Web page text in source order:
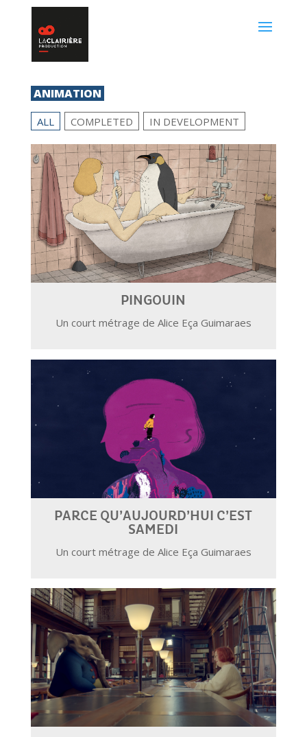
ANIMATION
ALL COMPLETED IN DEVELOPMENT
PINGOUIN
Un court métrage de Alice Eça Guimaraes
PARCE QU’AUJOURD’HUI C’EST
SAMEDI
Un court métrage de Alice Eça Guimaraes